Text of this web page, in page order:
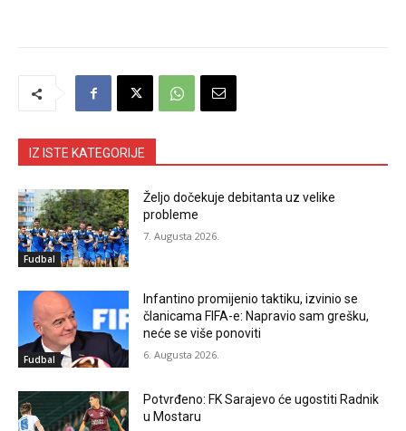
IZ ISTE KATEGORIJE
Fudbal
Željo dočekuje debitanta uz velike
probleme
7. Augusta 2026.
Fudbal
Infantino promijenio taktiku, izvinio se
članicama FIFA-e: Napravio sam grešku,
neće se više ponoviti
6. Augusta 2026.
Potvrđeno: FK Sarajevo će ugostiti Radnik
u Mostaru